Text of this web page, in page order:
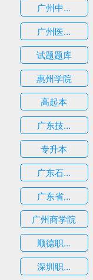
广州中...
广州医...
试题题库
惠州学院
高起本
广东技...
专升本
广东石...
广东省...
广州商学院
顺德职...
深圳职...